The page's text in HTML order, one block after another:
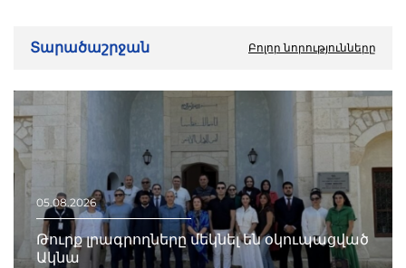
Տարածաշրջան Բոլոր նորությունները
05.08.2026
Թուրք լրագրողները մեկնել են օկուպացված
Ակնա